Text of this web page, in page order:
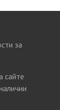
за
сайте